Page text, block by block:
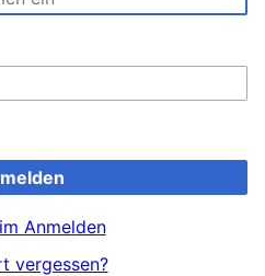
Anmelden
vergessen?